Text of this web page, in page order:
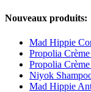
Nouveaux produits:
Mad Hippie
Propolia
Propolia
Niyok
Mad Hippie